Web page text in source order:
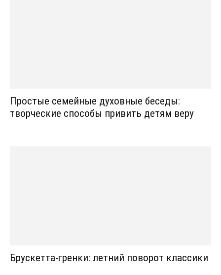
Простые семейные духовные беседы:
творческие способы привить детям веру
Брускетта-гренки: летний поворот классики